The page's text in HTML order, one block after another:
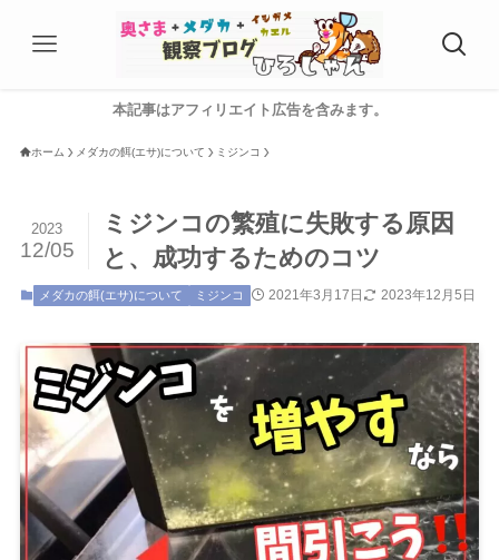
本記事はアフィリエイト広告を含みます。
ホーム メダカの餌(エサ)について ミジンコ
ミジンコの繁殖に失敗する原因
と、成功するためのコツ
2023
12/05
メダカの餌(エサ)について ミジンコ 2021年3月17日 2023年12月5日